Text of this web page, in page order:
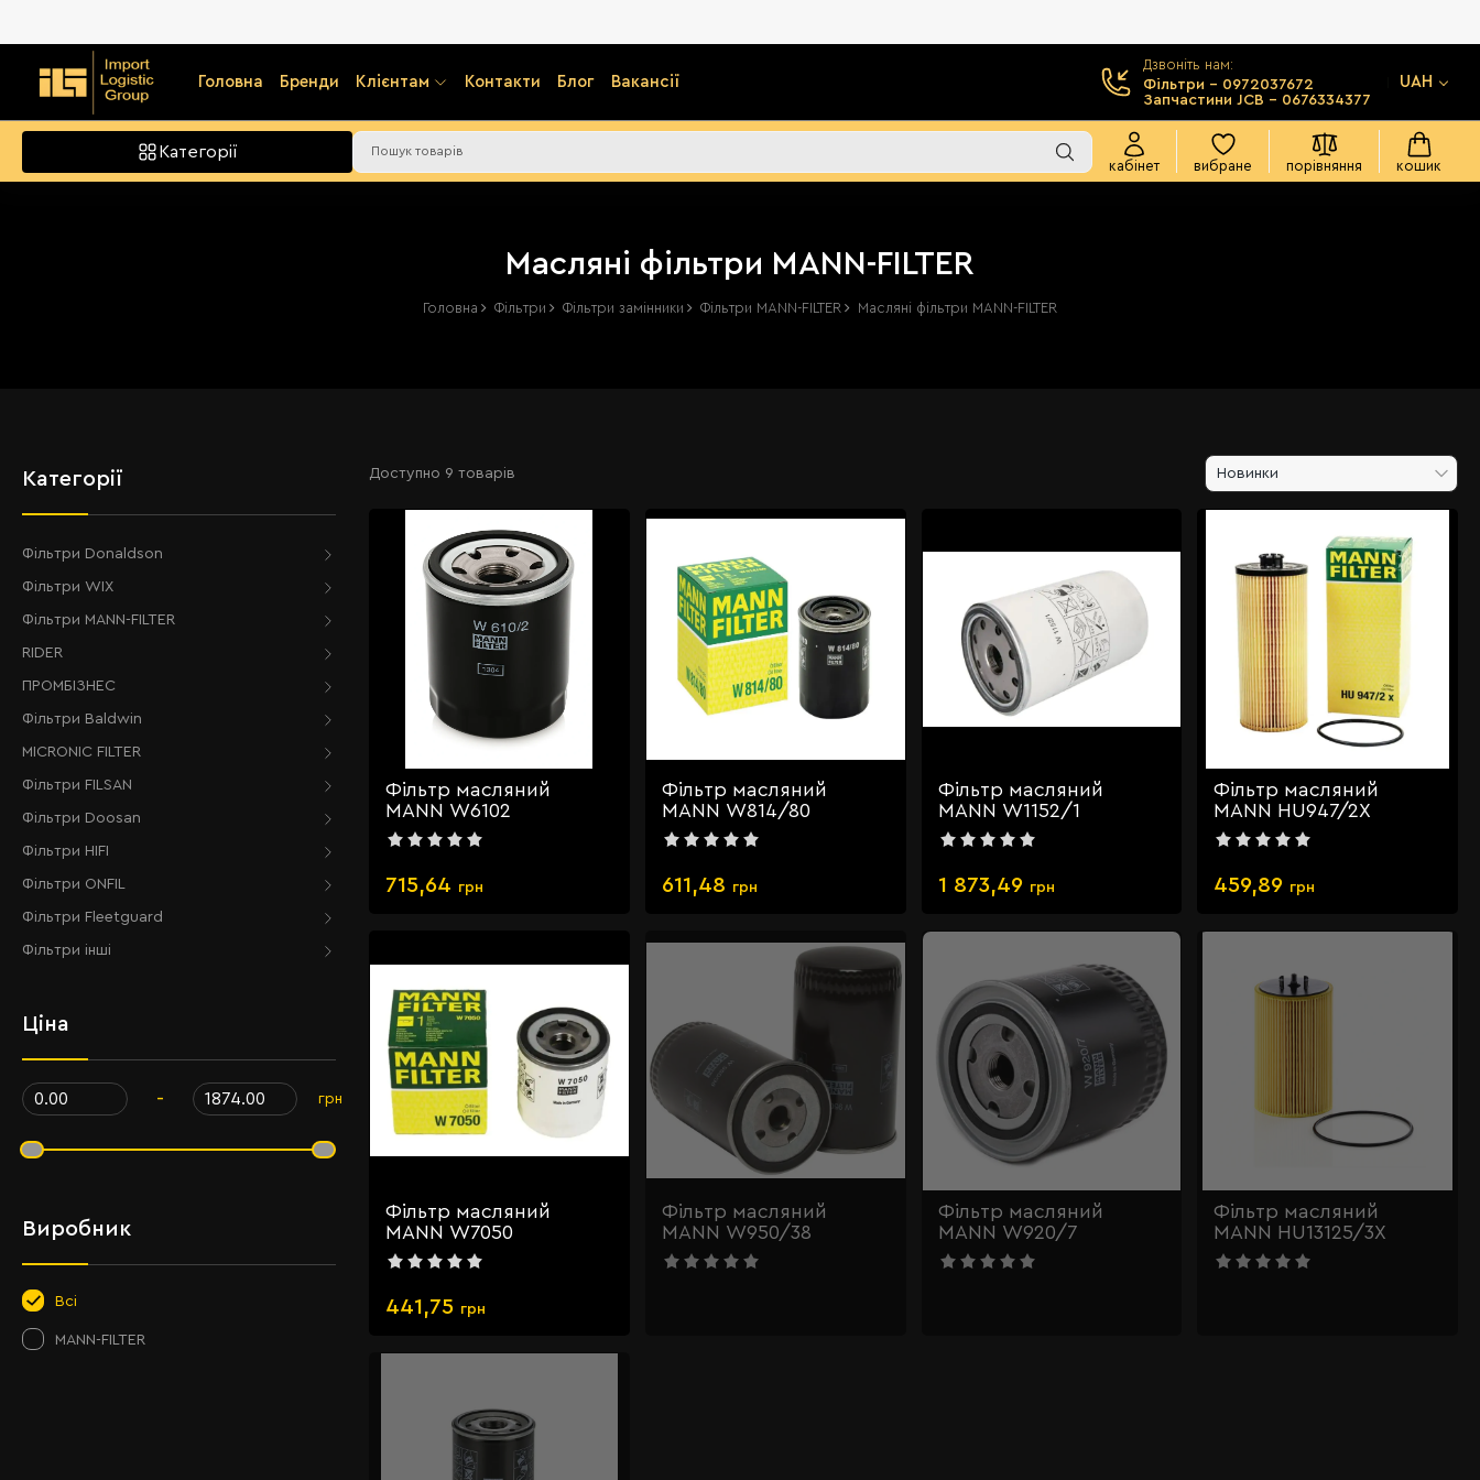
Головна Бренди Клієнтам Контакти Блог Вакансії
Дзвоніть нам:
Фільтри - 0972037672
Запчастини JCB - 0676334377
UAH
Категорії
кабінет вибране порівняння кошик
Масляні фільтри MANN-FILTER
Головна Фільтри Фільтри замінники Фільтри MANN-FILTER Масляні фільтри MANN-FILTER
Категорії
Фільтри Donaldson
Фільтри WIX
Фільтри MANN-FILTER
RIDER
ПРОМБІЗНЕС
Фільтри Baldwin
MICRONIC FILTER
Фільтри FILSAN
Фільтри Doosan
Фільтри HIFI
Фільтри ONFIL
Фільтри Fleetguard
Фільтри інші
Ціна
- грн
Виробник
Всі
MANN-FILTER
Доступно 9 товарів Новинки
Фільтр масляний
MANN W6102
715,64 грн
Фільтр масляний
MANN W814/80
611,48 грн
Фільтр масляний
MANN W1152/1
1 873,49 грн
Фільтр масляний
MANN HU947/2X
459,89 грн
Фільтр масляний
MANN W7050
441,75 грн
Фільтр масляний
MANN W950/38
Фільтр масляний
MANN W920/7
Фільтр масляний
MANN HU13125/3X